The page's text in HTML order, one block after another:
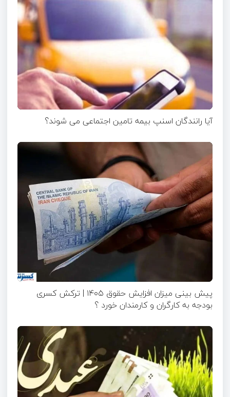
آیا رانندگان اسنپ بیمه تامین اجتماعی می شوند؟
پیش بینی میزان افزایش حقوق ۱۴۰۵ | ترکش کسری
بودجه به کارگران و کارمندان خورد ؟